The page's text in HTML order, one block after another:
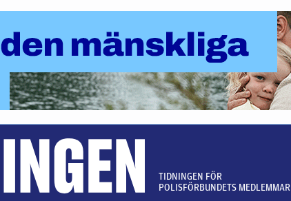
TIDNINGEN FÖR
POLISFÖRBUNDETS MEDLEMMAR